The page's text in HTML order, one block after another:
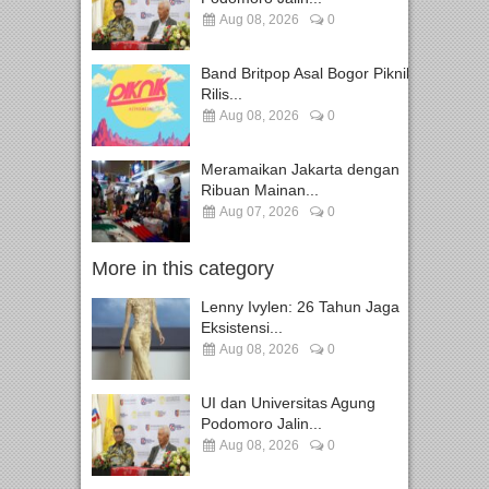
Aug 08, 2026 0
Band Britpop Asal Bogor Piknik
Rilis...
Aug 08, 2026 0
Meramaikan Jakarta dengan
Ribuan Mainan...
Aug 07, 2026 0
More in this category
Lenny Ivylen: 26 Tahun Jaga
Eksistensi...
Aug 08, 2026 0
UI dan Universitas Agung
Podomoro Jalin...
Aug 08, 2026 0